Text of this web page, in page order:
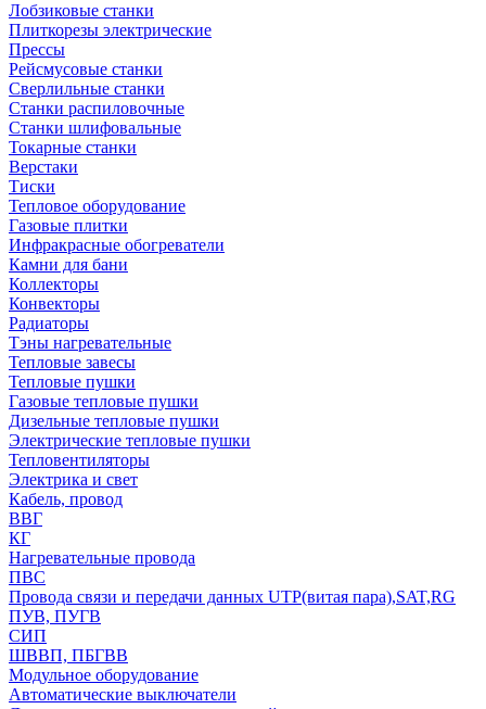
Лобзиковые станки
Плиткорезы электрические
Прессы
Рейсмусовые станки
Сверлильные станки
Станки распиловочные
Станки шлифовальные
Токарные станки
Верстаки
Тиски
Тепловое оборудование
Газовые плитки
Инфракрасные обогреватели
Камни для бани
Коллекторы
Конвекторы
Радиаторы
Тэны нагревательные
Тепловые завесы
Тепловые пушки
Газовые тепловые пушки
Дизельные тепловые пушки
Электрические тепловые пушки
Тепловентиляторы
Электрика и свет
Кабель, провод
ВВГ
КГ
Нагревательные провода
ПВС
Провода связи и передачи данных UTP(витая пара),SAT,RG
ПУВ, ПУГВ
СИП
ШВВП, ПБГВВ
Модульное оборудование
Автоматические выключатели